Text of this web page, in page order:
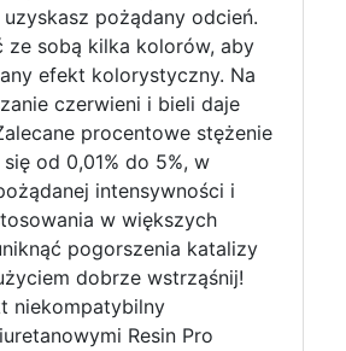
uzyskasz pożądany odcień.
ze sobą kilka kolorów, aby
efekt kolorystyczny. Na
czerwieni i bieli daje
procentowe stężenie
od 0,01% do 5%, w
intensywności i
w większych
pogorszenia katalizy
dobrze wstrząśnij!
niekompatybilny
Resin Pro